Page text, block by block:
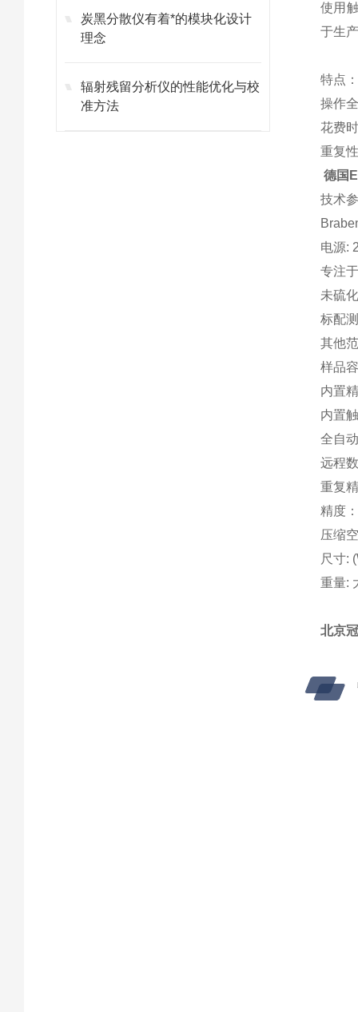
炭黑分散仪有着*的模块化设计
理念
辐射残留分析仪的性能优化与校
准方法
使用
于生
特点
操作
花费
重复
德国
技术
电源:
专注
未硫
标配
其他
样品
内置
内置
全自
远程
重复
精度
压缩
尺寸:
重量:
北京